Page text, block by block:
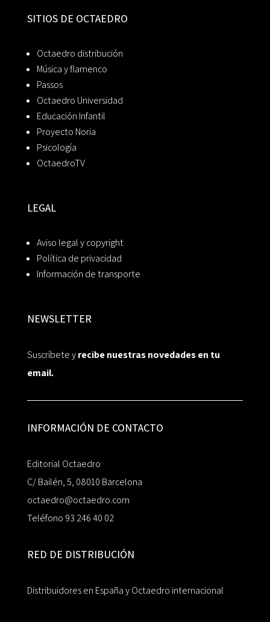
SITIOS DE OCTAEDRO
Octaedro distribución
Música y flamenco
Passos
Octaedro Universidad
Educación Infantil
Proyecto Noria
Psicología
OctaedroTV
LEGAL
Aviso legal y copyright
Política de privacidad
Información de transporte
NEWSLETTER
Suscríbete yrecibe nuestras novedades en tu
email.
INFORMACIÓN DE CONTACTO
Editorial Octaedro
C/ Bailén, 5, 08010 Barcelona
octaedro@octaedro.com
Teléfono 93 246 40 02
RED DE DISTRIBUCIÓN
Distribuidores en España y Octaedro internacional